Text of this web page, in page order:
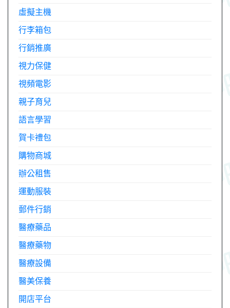
虛擬主機
行李箱包
行銷推廣
視力保健
視頻電影
親子育兒
語言學習
賀卡禮包
購物商城
辦公租售
運動服裝
郵件行銷
醫療藥品
醫療藥物
醫療設備
醫美保養
開店平台